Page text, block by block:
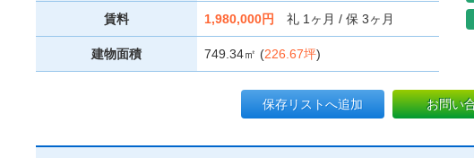
賃料 1,980,000円 礼 1ヶ月 / 保 3ヶ月
建物面積 749.34㎡ (226.67坪)
保存リストへ追加 お問い